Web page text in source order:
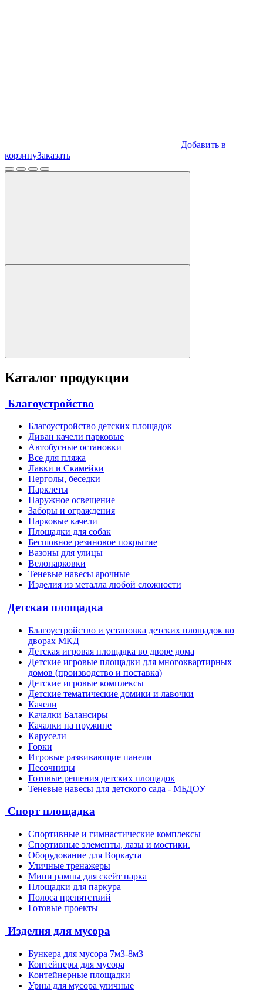
Добавить в
корзинуЗаказать
Каталог продукции
Благоустройство
Благоустройство детских площадок
Диван качели парковые
Автобусные остановки
Все для пляжа
Лавки и Скамейки
Перголы, беседки
Парклеты
Наружное освещение
Заборы и ограждения
Парковые качели
Площадки для собак
Бесшовное резиновое покрытие
Вазоны для улицы
Велопарковки
Теневые навесы арочные
Изделия из металла любой сложности
Детская площадка
Благоустройство и установка детских площадок во
дворах МКД
Детская игровая площадка во дворе дома
Детские игровые площадки для многоквартирных
домов (производство и поставка)
Детские игровые комплексы
Детские тематические домики и лавочки
Качели
Качалки Балансиры
Качалки на пружине
Карусели
Горки
Игровые развивающие панели
Песочницы
Готовые решения детских площадок
Теневые навесы для детского сада - МБДОУ
Спорт площадка
Спортивные и гимнастические комплексы
Спортивные элементы, лазы и мостики.
Оборудование для Воркаута
Уличные тренажеры
Мини рампы для скейт парка
Площадки для паркура
Полоса препятствий
Готовые проекты
Изделия для мусора
Бункера для мусора 7м3-8м3
Контейнеры для мусора
Контейнерные площадки
Урны для мусора уличные